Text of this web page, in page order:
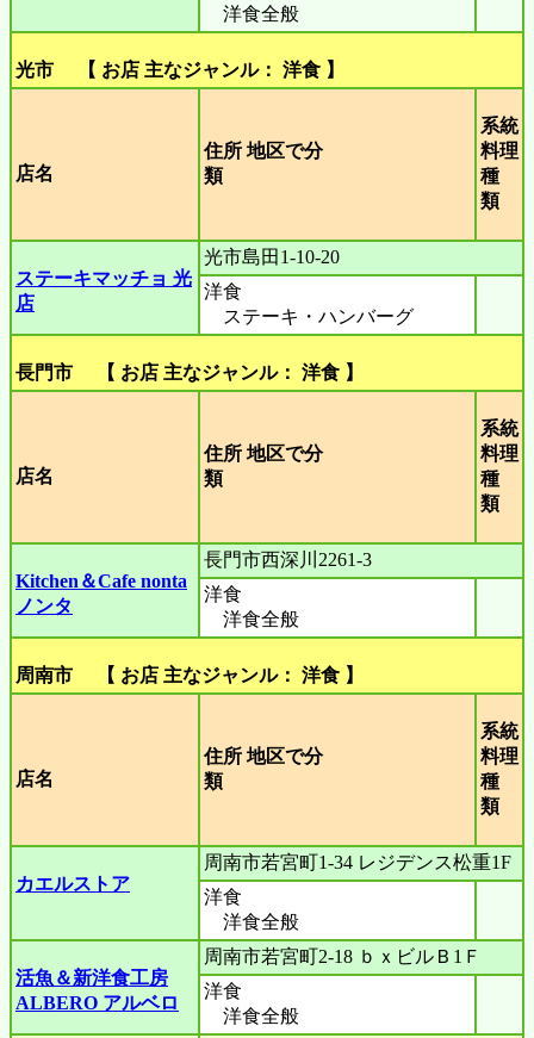
洋食全般
光市 【 お店 主なジャンル： 洋食 】
店名
住所 地区で分
類
系統
料理
種
類
ステーキマッチョ 光
店
光市島田1-10-20
洋食
ステーキ・ハンバーグ
長門市 【 お店 主なジャンル： 洋食 】
店名
住所 地区で分
類
系統
料理
種
類
Kitchen＆Cafe nonta
ノンタ
長門市西深川2261-3
洋食
洋食全般
周南市 【 お店 主なジャンル： 洋食 】
店名
住所 地区で分
類
系統
料理
種
類
カエルストア
周南市若宮町1-34 レジデンス松重1F
洋食
洋食全般
活魚＆新洋食工房
ALBERO アルベロ
周南市若宮町2-18 ｂｘビルＢ1Ｆ
洋食
洋食全般